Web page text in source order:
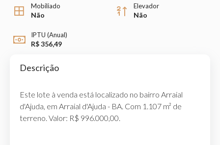
Mobiliado
Não
Elevador
Não
IPTU (Anual)
R$ 356,49
Descrição
Este lote à venda está localizado no bairro Arraial
d'Ajuda, em Arraial d'Ajuda - BA. Com 1.107 m² de
terreno. Valor: R$ 996.000,00.